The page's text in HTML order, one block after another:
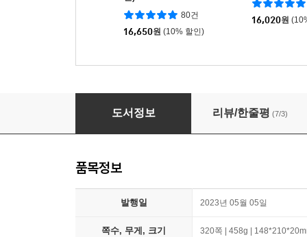
80건
16,650원 (10% 할인)
16,020원
정체성 수업
도서정보 리뷰/한줄평 (7/3)
품목정보
발행일 2023년 05월 05일
쪽수, 무게, 크기 320쪽 | 458g |